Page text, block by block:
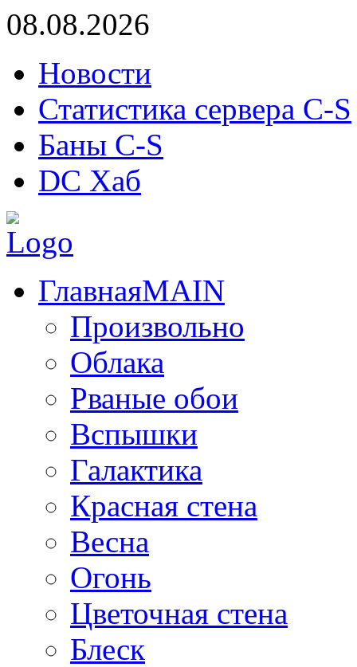
08.08.2026
Новости
Статистика сервера C-S
Баны C-S
DC Хаб
ГлавнаяMAIN
Произвольно
Облака
Рваные обои
Вспышки
Галактика
Красная стена
Весна
Огонь
Цветочная стена
Блеск